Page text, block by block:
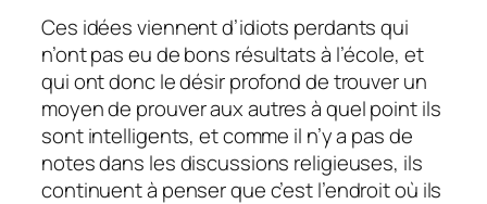
Ces idées viennent d’idiots perdants qui
n’ont pas eu de bons résultats à l’école, et
qui ont donc le désir profond de trouver un
moyen de prouver aux autres à quel point ils
sont intelligents, et comme il n’y a pas de
notes dans les discussions religieuses, ils
continuent à penser que c’est l’endroit où ils